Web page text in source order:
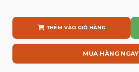
THÊM VÀO GIỎ HÀNG
MUA HÀNG NGAY